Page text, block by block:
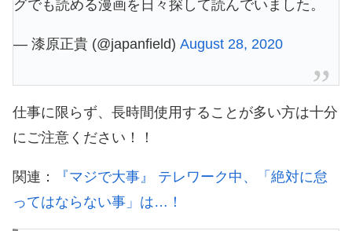
グでも読める漫画を日々探して読んでいました。
— 漆原正貴 (@japanfield) August 28, 2020
仕事に限らず、長時間使用することが多い方は十分
にご注意ください！！
関連：
『マジで大事』 テレワーク中、「絶対に怠
ってはならない事」は…！